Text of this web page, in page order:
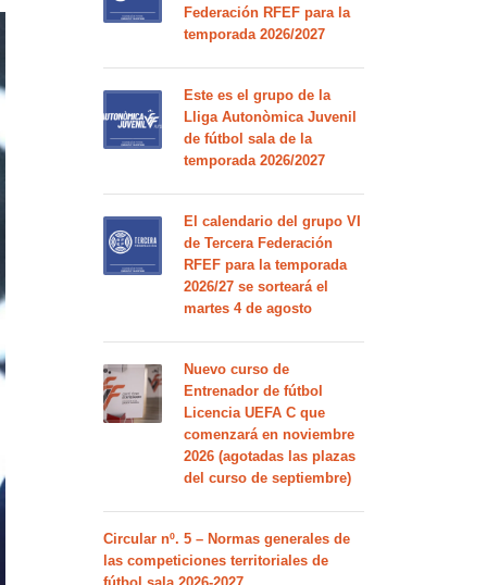
Federación RFEF para la
temporada 2026/2027
Este es el grupo de la
Lliga Autonòmica Juvenil
de fútbol sala de la
temporada 2026/2027
El calendario del grupo VI
de Tercera Federación
RFEF para la temporada
2026/27 se sorteará el
martes 4 de agosto
Nuevo curso de
Entrenador de fútbol
Licencia UEFA C que
comenzará en noviembre
2026 (agotadas las plazas
del curso de septiembre)
Circular nº. 5 – Normas generales de
las competiciones territoriales de